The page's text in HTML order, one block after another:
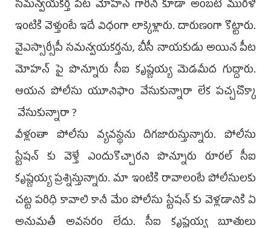
సమన్వయకర్త పీట మోహన్ గారిని కూడా అంబటి మురళి
ఇంటికి వెళ్తుంటే ఇదే విధంగా లాక్కెళ్లారు. దారుణంగా కొట్టారు.
వైఎస్సార్సీపీ సమన్వయకర్తను, బీసీ నాయకుడు అయిన పీట
మోహన్ పై పొన్నూరు సీఐ కృష్ణయ్య మెడమీద గుద్దారు.
ఆయన పోలీసు యూనిఫాం వేసుకున్నారా లేక పచ్చచొక్కా
వేసుకున్నారా ?
వీళ్లంతా పోలీసు వ్యవస్థను దిగజారుస్తున్నారు. పోలీసు
స్టేషన్ కు వెళ్తే ఎందుకొచ్చారని పొన్నూరు రూరల్ సీఐ
కృష్ణయ్య ప్రశ్నిస్తున్నారు. మా ఇంటికి రావాలంటే పోలీసులకు
చట్ట పరిధి కావాలి కానీ మేం పోలీసు స్టేషన్ కు వెళ్లడానికి ఏ
అనుమతీ అవసరం లేదు. సీఐ కృష్ణయ్య బూతులు